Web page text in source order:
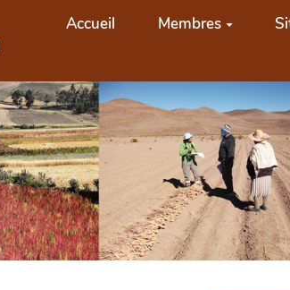
Accueil Membres